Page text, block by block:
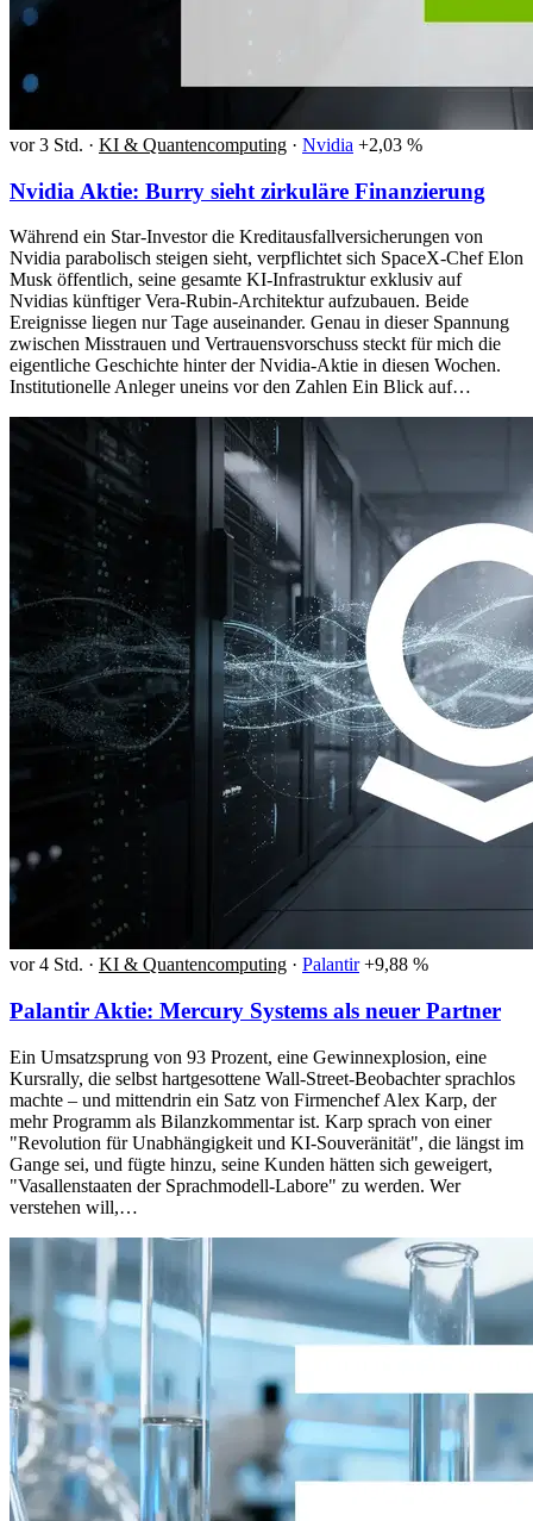
vor 3 Std. · KI & Quantencomputing · Nvidia +2,03 %
Nvidia Aktie: Burry sieht zirkuläre Finanzierung
Während ein Star-Investor die Kreditausfallversicherungen von
Nvidia parabolisch steigen sieht, verpflichtet sich SpaceX-Chef Elon
Musk öffentlich, seine gesamte KI-Infrastruktur exklusiv auf
Nvidias künftiger Vera-Rubin-Architektur aufzubauen. Beide
Ereignisse liegen nur Tage auseinander. Genau in dieser Spannung
zwischen Misstrauen und Vertrauensvorschuss steckt für mich die
eigentliche Geschichte hinter der Nvidia-Aktie in diesen Wochen.
Institutionelle Anleger uneins vor den Zahlen Ein Blick auf…
vor 4 Std. · KI & Quantencomputing · Palantir +9,88 %
Palantir Aktie: Mercury Systems als neuer Partner
Ein Umsatzsprung von 93 Prozent, eine Gewinnexplosion, eine
Kursrally, die selbst hartgesottene Wall-Street-Beobachter sprachlos
machte – und mittendrin ein Satz von Firmenchef Alex Karp, der
mehr Programm als Bilanzkommentar ist. Karp sprach von einer
"Revolution für Unabhängigkeit und KI-Souveränität", die längst im
Gange sei, und fügte hinzu, seine Kunden hätten sich geweigert,
"Vasallenstaaten der Sprachmodell-Labore" zu werden. Wer
verstehen will,…